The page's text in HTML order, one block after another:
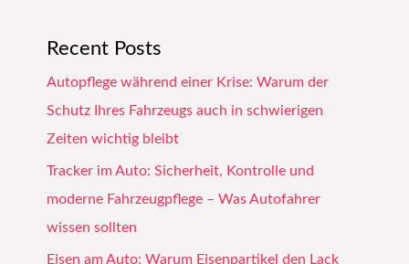
Recent Posts
Autopflege während einer Krise: Warum der
Schutz Ihres Fahrzeugs auch in schwierigen
Zeiten wichtig bleibt
Tracker im Auto: Sicherheit, Kontrolle und
moderne Fahrzeugpflege – Was Autofahrer
wissen sollten
Eisen am Auto: Warum Eisenpartikel den Lack